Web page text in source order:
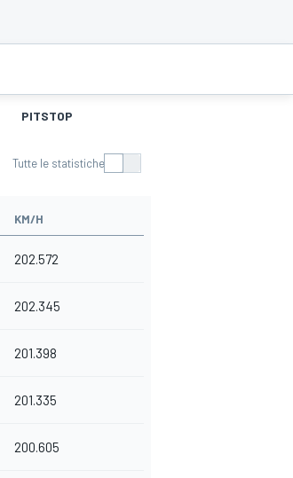
PITSTOP
Tutte le statistiche
KM/H
202.572
202.345
201.398
201.335
200.605